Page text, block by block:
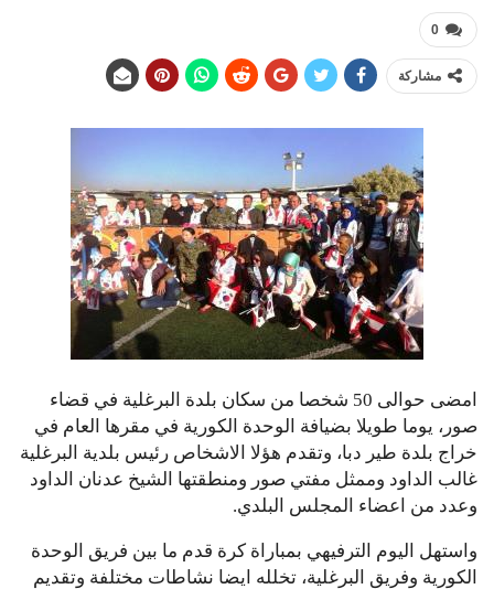
0
مشاركة
امضى حوالى 50 شخصا من سكان بلدة البرغلية في قضاء
صور، يوما طويلا بضيافة الوحدة الكورية في مقرها العام في
خراج بلدة طير دبا، وتقدم هؤلا الاشخاص رئيس بلدية البرغلية
غالب الداود وممثل مفتي صور ومنطقتها الشيخ عدنان الداود
وعدد من اعضاء المجلس البلدي.
واستهل اليوم الترفيهي بمباراة كرة قدم ما بين فريق الوحدة
الكورية وفريق البرغلية، تخلله ايضا نشاطات مختلفة وتقديم